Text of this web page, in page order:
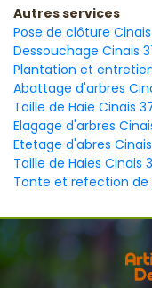
Autres services
Pose de clôture
Dessouchage Cinais
Plantation et
Abattage d'arbres
Taille de Haie Cinais
Elagage d'arbres
Etetage d'abres
Taille de Haies Cinais
Tonte et refection de